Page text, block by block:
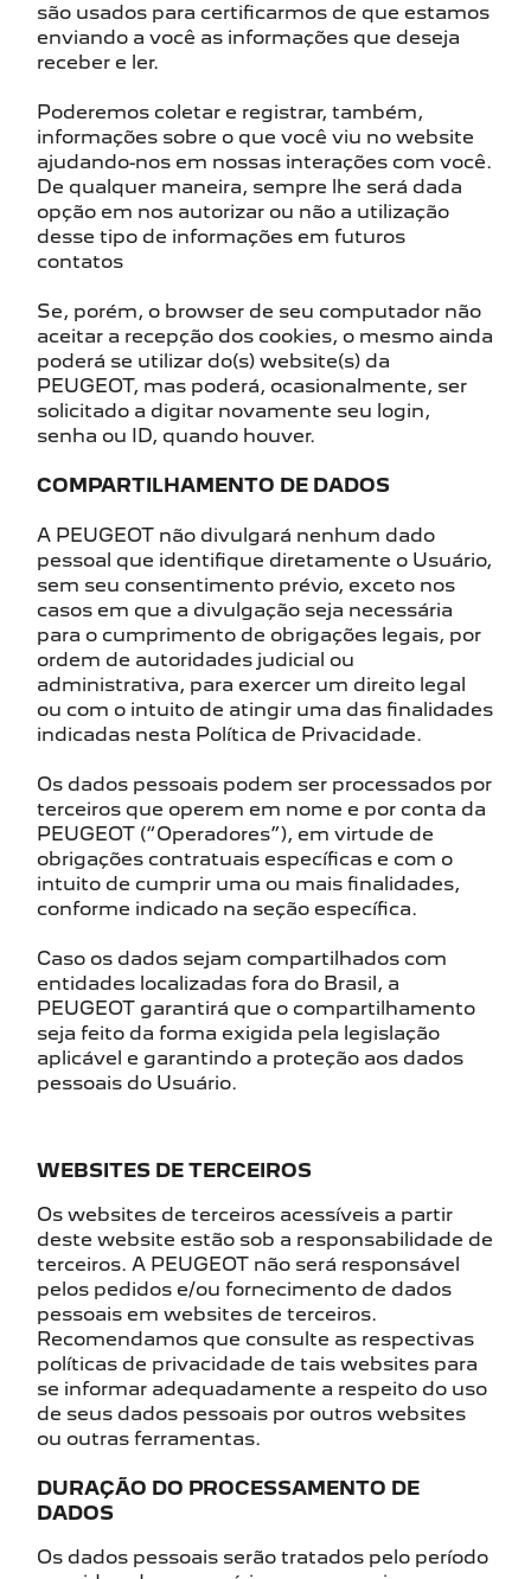
são usados para certificarmos de que estamos
enviando a você as informações que deseja
receber e ler.
Poderemos coletar e registrar, também,
informações sobre o que você viu no website
ajudando-nos em nossas interações com você.
De qualquer maneira, sempre lhe será dada
opção em nos autorizar ou não a utilização
desse tipo de informações em futuros
contatos
Se, porém, o browser de seu computador não
aceitar a recepção dos cookies, o mesmo ainda
poderá se utilizar do(s) website(s) da
PEUGEOT, mas poderá, ocasionalmente, ser
solicitado a digitar novamente seu login,
senha ou ID, quando houver.
COMPARTILHAMENTO DE DADOS
A PEUGEOT não divulgará nenhum dado
pessoal que identifique diretamente o Usuário,
sem seu consentimento prévio, exceto nos
casos em que a divulgação seja necessária
para o cumprimento de obrigações legais, por
ordem de autoridades judicial ou
administrativa, para exercer um direito legal
ou com o intuito de atingir uma das finalidades
indicadas nesta Política de Privacidade.
Os dados pessoais podem ser processados por
terceiros que operem em nome e por conta da
PEUGEOT (“Operadores”), em virtude de
obrigações contratuais específicas e com o
intuito de cumprir uma ou mais finalidades,
conforme indicado na seção específica.
Caso os dados sejam compartilhados com
entidades localizadas fora do Brasil, a
PEUGEOT garantirá que o compartilhamento
seja feito da forma exigida pela legislação
aplicável e garantindo a proteção aos dados
pessoais do Usuário.
WEBSITES DE TERCEIROS
Os websites de terceiros acessíveis a partir
deste website estão sob a responsabilidade de
terceiros. A PEUGEOT não será responsável
pelos pedidos e/ou fornecimento de dados
pessoais em websites de terceiros.
Recomendamos que consulte as respectivas
políticas de privacidade de tais websites para
se informar adequadamente a respeito do uso
de seus dados pessoais por outros websites
ou outras ferramentas.
DURAÇÃO DO PROCESSAMENTO DE
DADOS
Os dados pessoais serão tratados pelo período